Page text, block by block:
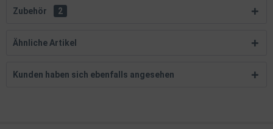
Zubehör 2
Ähnliche Artikel
Kunden haben sich ebenfalls angesehen